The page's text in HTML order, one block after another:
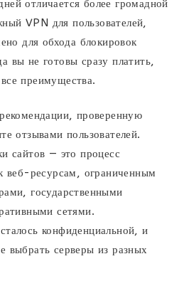
отличается более громадной
VPN для пользователей,
для обхода блокировок
вы не готовы сразу платить,
преимущества.
проверенную
отзывами пользователей.
сайтов — это процесс
веб-ресурсам, ограниченным
государственными
сетями.
конфиденциальной, и
выбрать серверы из разных